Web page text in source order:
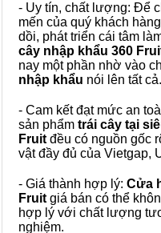
- Uy tín, chất lượng: Để
mến của quý khách
dồi, phát triển cái tâm
cây nhập khẩu 360
nay một phần nhờ vào
nhập khẩu nói lên tất cả.
- Cam kết đạt mức an
sản phẩm trái cây tại
Fruit đều có nguồn gốc
vật đầy đủ của Vietgap,
- Giá thành hợp lý: Cửa
Fruit giá bán có thể
hợp lý với chất lượng
nghiệm.